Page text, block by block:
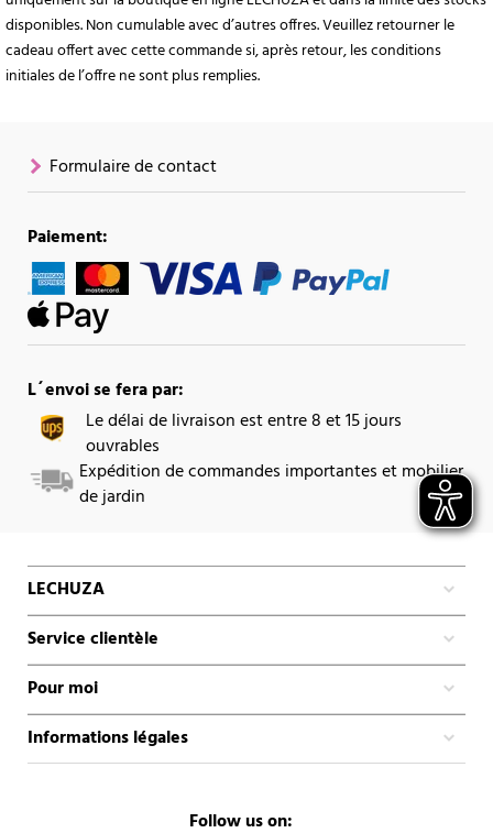
disponibles. Non cumulable avec d’autres offres. Veuillez retourner le
cadeau offert avec cette commande si, après retour, les conditions
initiales de l’offre ne sont plus remplies.
Formulaire de contact
Paiement:
L´envoi se fera par:
Le délai de livraison est entre 8 et 15 jours
ouvrables
Expédition de commandes importantes et mobilier
de jardin
LECHUZA
Service clientèle
Pour moi
Informations légales
Follow us on: